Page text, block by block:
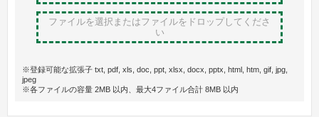
ファイルを選択またはファイルをドロップしてくださ
い
※登録可能な拡張子 txt, pdf, xls, doc, ppt, xlsx, docx, pptx, html, htm, gif, jpg,
jpeg
※各ファイルの容量 2MB 以内、最大4ファイル合計 8MB 以内